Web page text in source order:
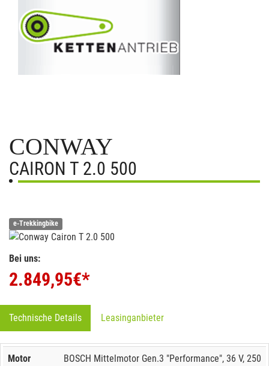
CONWAY
CAIRON T 2.0 500
e-Trekkingbike
Bei uns:
2.849,95€*
Technische Details Leasinganbieter
Motor
BOSCH Mittelmotor Gen.3 "Performance", 36 V, 250